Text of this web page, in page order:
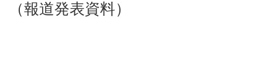
（報道発表資料）